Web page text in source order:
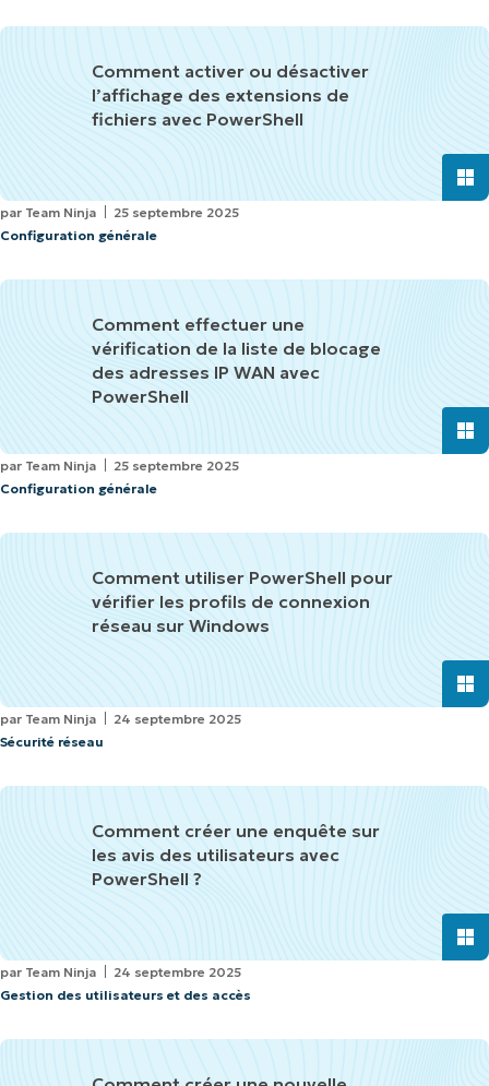
Comment activer ou désactiver
l’affichage des extensions de
fichiers avec PowerShell
par Team Ninja
25 septembre 2025
Configuration générale
Comment effectuer une
vérification de la liste de blocage
des adresses IP WAN avec
PowerShell
par Team Ninja
25 septembre 2025
Configuration générale
Comment utiliser PowerShell pour
vérifier les profils de connexion
réseau sur Windows
par Team Ninja
24 septembre 2025
Sécurité réseau
Comment créer une enquête sur
les avis des utilisateurs avec
PowerShell ?
par Team Ninja
24 septembre 2025
Gestion des utilisateurs et des accès